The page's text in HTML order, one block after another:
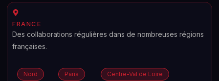
FRANCE
Des collaborations régulières dans de nombreuses régions
françaises.
Nord Paris Centre-Val de Loire